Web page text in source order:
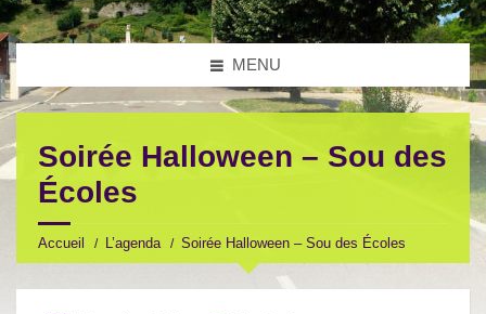
MENU
Soirée Halloween – Sou des
Écoles
Accueil L’agenda Soirée Halloween – Sou des Écoles